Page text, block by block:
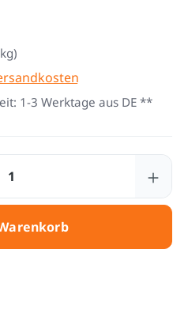
1-3 Werktage aus DE **
den gewünschten